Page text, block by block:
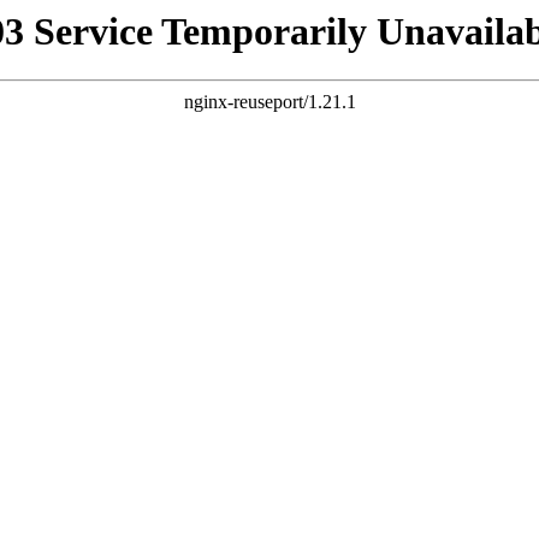
Service Temporarily
nginx-reuseport/1.21.1